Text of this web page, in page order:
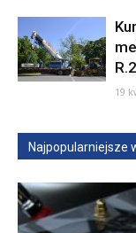
Aktualności
19
Najpopularniejsze